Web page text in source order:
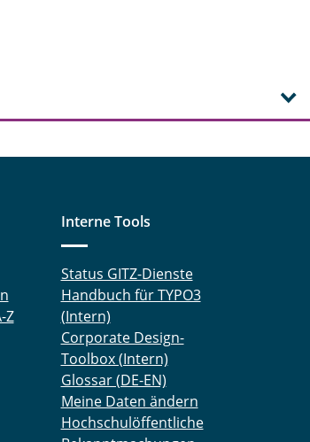
Z
Interne Tools
Status GITZ-Dienste
Handbuch für TYPO3
(Intern)
Corporate Design-
Toolbox (Intern)
Glossar (DE-EN)
Meine Daten ändern
Hochschulöffentliche